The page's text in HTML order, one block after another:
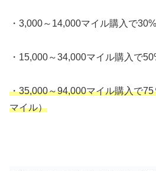
・3,000～14,000マイル購入で
・15,000～34,000マイル購入で
・35,000～94,000マイル購入で
マイル）